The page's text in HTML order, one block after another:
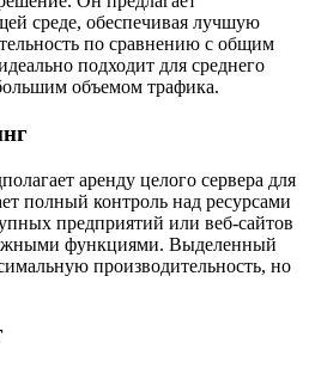
среде, обеспечивая лучшую
по сравнению с общим
подходит для среднего
объемом трафика.
аренду целого сервера для
полный контроль над ресурсами
предприятий или веб-сайтов
функциями. Выделенный
производительность, но